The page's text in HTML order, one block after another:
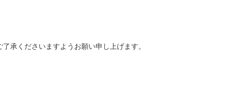
承くださいますようお願い申し上げます。